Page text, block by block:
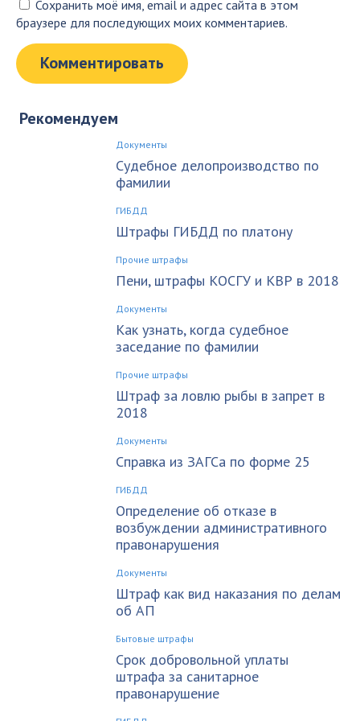
Сохранить моё имя, email и адрес сайта в этом
браузере для последующих моих комментариев.
Рекомендуем
Документы
Судебное делопроизводство по
фамилии
ГИБДД
Штрафы ГИБДД по платону
Прочие штрафы
Пени, штрафы КОСГУ и КВР в 2018
Документы
Как узнать, когда судебное
заседание по фамилии
Прочие штрафы
Штраф за ловлю рыбы в запрет в
2018
Документы
Справка из ЗАГСа по форме 25
ГИБДД
Определение об отказе в
возбуждении административного
правонарушения
Документы
Штраф как вид наказания по делам
об АП
Бытовые штрафы
Срок добровольной уплаты
штрафа за санитарное
правонарушение